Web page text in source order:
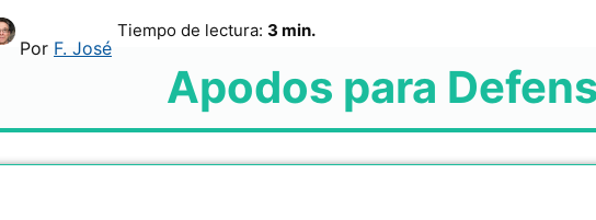
Por F. José
Tiempo de lectura: 3 min.
Apodos para